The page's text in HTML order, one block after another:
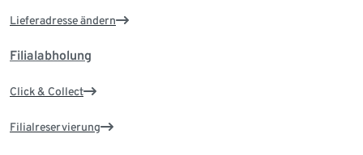
Lieferadresse ändern
Filialabholung
Click & Collect
Filialreservierung